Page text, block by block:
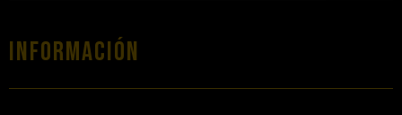
Información